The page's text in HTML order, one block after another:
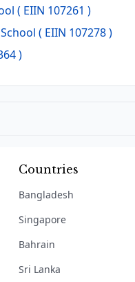
( EIIN 107261 )
( EIIN 107278 )
)
Countries
Bangladesh
Singapore
Bahrain
Sri Lanka